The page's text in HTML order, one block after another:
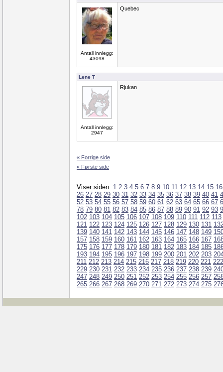
Antall innlegg:
43098
Quebec
Lene T
Antall innlegg:
2947
Rjukan
« Forrige side
« Første side
Viser siden: 1 2 3 4 5 6 7 8 9 10 11 12 13 14 15 16
26 27 28 29 30 31 32 33 34 35 36 37 38 39 40 41
52 53 54 55 56 57 58 59 60 61 62 63 64 65 66 67
78 79 80 81 82 83 84 85 86 87 88 89 90 91 92 93
102 103 104 105 106 107 108 109 110 111 112 113
121 122 123 124 125 126 127 128 129 130 131
139 140 141 142 143 144 145 146 147 148 149
157 158 159 160 161 162 163 164 165 166 167
175 176 177 178 179 180 181 182 183 184 185
193 194 195 196 197 198 199 200 201 202 203
211 212 213 214 215 216 217 218 219 220 221 222
229 230 231 232 233 234 235 236 237 238 239
247 248 249 250 251 252 253 254 255 256 257
265 266 267 268 269 270 271 272 273 274 275